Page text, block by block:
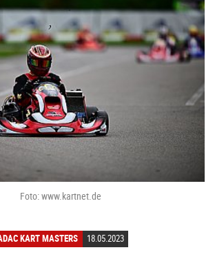
Foto: www.kartnet.de
KART MASTERS 18.05.2023